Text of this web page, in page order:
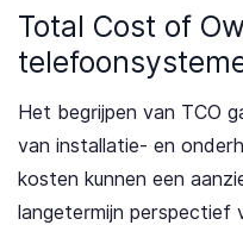
Total Cost of
Het begrijpen van TCO
van installatie- en
kosten kunnen een
langetermijn perspectief